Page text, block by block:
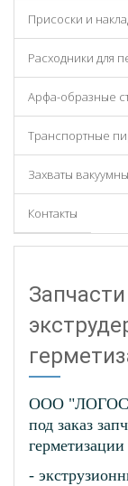
Присоски и
Расходники для
Арфа-образные
Транспортные
Захваты
Контакты
ООО
под заказ
-